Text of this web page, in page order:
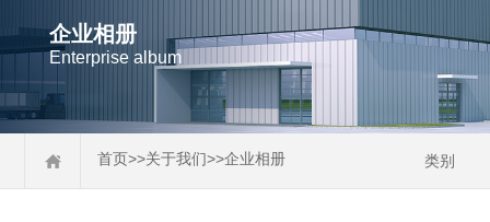
企业相册
Enterprise album
首页>>关于我们>>企业相册 类别